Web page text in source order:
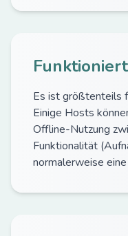
Es ist größtenteils
Einige Hosts
Offline-Nutzung
Funktionalität
normalerweise